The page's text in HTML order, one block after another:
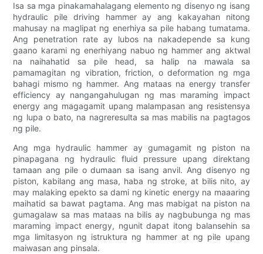
Isa sa mga pinakamahalagang elemento ng disenyo ng isang
hydraulic pile driving hammer ay ang kakayahan nitong
mahusay na maglipat ng enerhiya sa pile habang tumatama.
Ang penetration rate ay lubos na nakadepende sa kung
gaano karami ng enerhiyang nabuo ng hammer ang aktwal
na naihahatid sa pile head, sa halip na mawala sa
pamamagitan ng vibration, friction, o deformation ng mga
bahagi mismo ng hammer. Ang mataas na energy transfer
efficiency ay nangangahulugan ng mas maraming impact
energy ang magagamit upang malampasan ang resistensya
ng lupa o bato, na nagreresulta sa mas mabilis na pagtagos
ng pile.
Ang mga hydraulic hammer ay gumagamit ng piston na
pinapagana ng hydraulic fluid pressure upang direktang
tamaan ang pile o dumaan sa isang anvil. Ang disenyo ng
piston, kabilang ang masa, haba ng stroke, at bilis nito, ay
may malaking epekto sa dami ng kinetic energy na maaaring
maihatid sa bawat pagtama. Ang mas mabigat na piston na
gumagalaw sa mas mataas na bilis ay nagbubunga ng mas
maraming impact energy, ngunit dapat itong balansehin sa
mga limitasyon ng istruktura ng hammer at ng pile upang
maiwasan ang pinsala.